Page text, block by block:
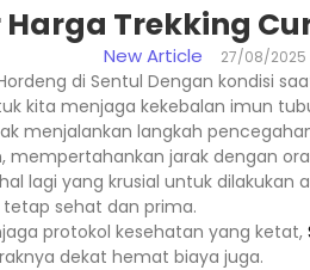
Trekking
New Article 27/08/2025
di Sentul Dengan kondisi
kita menjaga kekebalan imun
menjalankan langkah
mempertahankan jarak dengan
lagi yang krusial untuk
sehat dan prima.
protokol kesehatan yang ketat,
dekat hemat biaya juga.